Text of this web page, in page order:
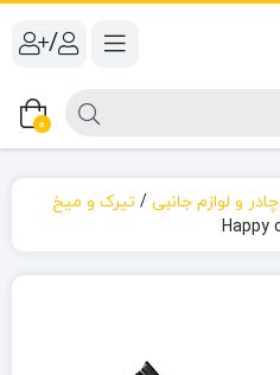
/
0
چادر و لوازم جانبی / تیرک و میخ